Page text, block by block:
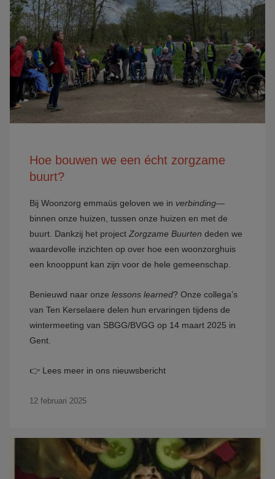
Hoe bouwen we een écht zorgzame
buurt?
Bij Woonzorg emmaüs geloven we in verbinding—
binnen onze huizen, tussen onze huizen en met de
buurt. Dankzij het project Zorgzame Buurten deden we
waardevolle inzichten op over hoe een woonzorghuis
een knooppunt kan zijn voor de hele gemeenschap.
Benieuwd naar onze lessons learned? Onze collega’s
van Ten Kerselaere delen hun ervaringen tijdens de
wintermeeting van SBGG/BVGG op 14 maart 2025 in
Gent.
👉 Lees meer in ons nieuwsbericht
12 februari 2025